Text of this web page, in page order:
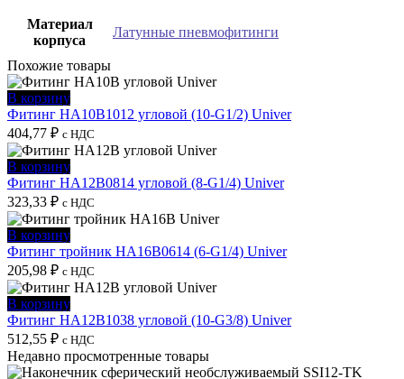
Материал
корпуса
Латунные пневмофитинги
Похожие товары
В корзину
Фитинг HA10B1012 угловой (10-G1/2) Univer
404,77 ₽ с НДС
В корзину
Фитинг HA12B0814 угловой (8-G1/4) Univer
323,33 ₽ с НДС
В корзину
Фитинг тройник HA16B0614 (6-G1/4) Univer
205,98 ₽ с НДС
В корзину
Фитинг HA12B1038 угловой (10-G3/8) Univer
512,55 ₽ с НДС
Недавно просмотренные товары